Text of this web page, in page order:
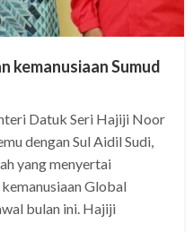
kemanusiaan Sumud
Datuk Seri Hajiji Noor
dengan Sul Aidil Sudi,
yang menyertai
Global
bulan ini. Hajiji